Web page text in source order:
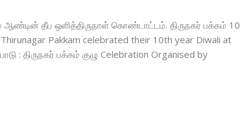
ஆண்டின் தீப ஒளித்திருநாள் கொண்டாட்டம். திருநகர் பக்கம் 10
Pakkam celebrated their 10th year Diwali at
: திருநகர் பக்கம் குழு Celebration Organised by